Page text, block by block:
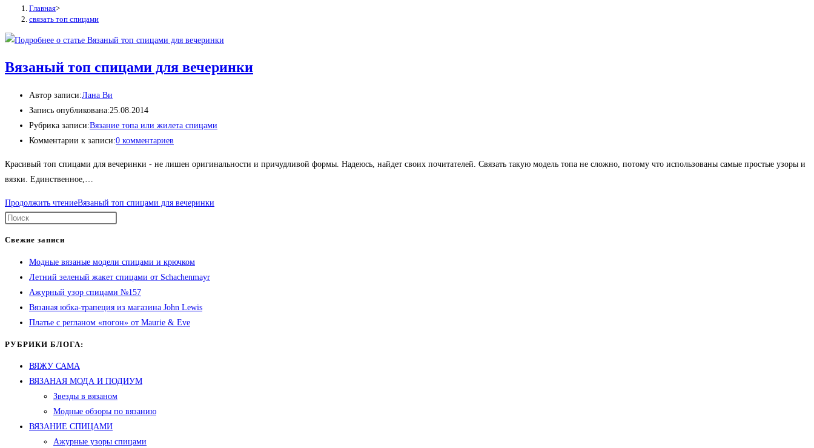
Главная>
связать топ спицами
Вязаный топ спицами для вечеринки
Автор записи:Лана Ви
Запись опубликована:25.08.2014
Рубрика записи:Вязание топа или жилета спицами
Комментарии к записи:0 комментариев
Красивый топ спицами для вечеринки - не лишен оригинальности и причудливой формы. Надеюсь, найдет своих почитателей. Связать такую модель топа не сложно, потому что использованы самые простые узоры и
вязки. Единственное,…
Продолжить чтениеВязаный топ спицами для вечеринки
Свежие записи
Модные вязаные модели спицами и крючком
Летний зеленый жакет спицами от Schachenmayr
Ажурный узор спицами №157
Вязаная юбка-трапеция из магазина John Lewis
Платье с регланом «погон» от Maurie & Eve
РУБРИКИ БЛОГА:
ВЯЖУ САМА
ВЯЗАНАЯ МОДА И ПОДИУМ
Звезды в вязаном
Модные обзоры по вязанию
ВЯЗАНИЕ СПИЦАМИ
Ажурные узоры спицами